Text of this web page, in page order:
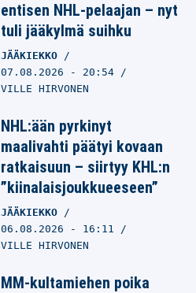
entisen NHL-pelaajan – nyt
tuli jääkylmä suihku
JÄÄKIEKKO
07.08.2026 - 20:54
VILLE HIRVONEN
NHL:ään pyrkinyt
maalivahti päätyi kovaan
ratkaisuun – siirtyy KHL:n
”kiinalaisjoukkueeseen”
JÄÄKIEKKO
06.08.2026 - 16:11
VILLE HIRVONEN
MM-kultamiehen poika